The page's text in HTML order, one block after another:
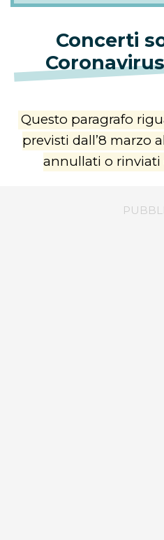
Concerti
Questo paragrafo
previsti dall’8 marzo
annullati o rinviati